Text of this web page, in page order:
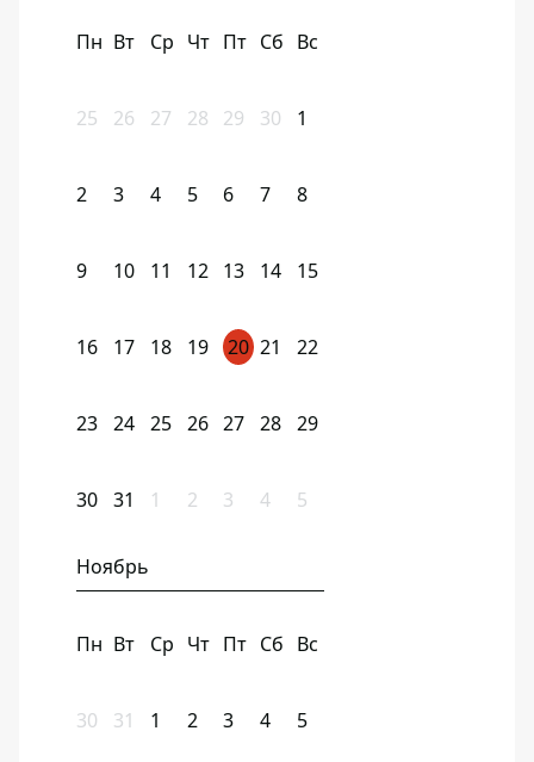
Пн Вт Ср Чт Пт Сб Вс
25 26 27 28 29 30 1
2 3 4 5 6 7 8
9 10 11 12 13 14 15
16 17 18 19 20 21 22
23 24 25 26 27 28 29
30 31 1 2 3 4 5
Ноябрь
Пн Вт Ср Чт Пт Сб Вс
30 31 1 2 3 4 5